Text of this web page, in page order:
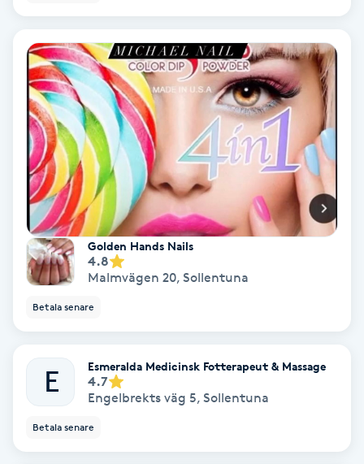
Skägg
Skäggfärgning
Skäggklippning
Skäggtrimmning
Skönhet
Slingor
Sockring
Spa
Golden Hands Nails
4.8
Malmvägen 20, Sollentuna
Betala senare
E Esmeralda Medicinsk Fotterapeut & Massage
4.7
Engelbrekts väg 5, Sollentuna
Betala senare